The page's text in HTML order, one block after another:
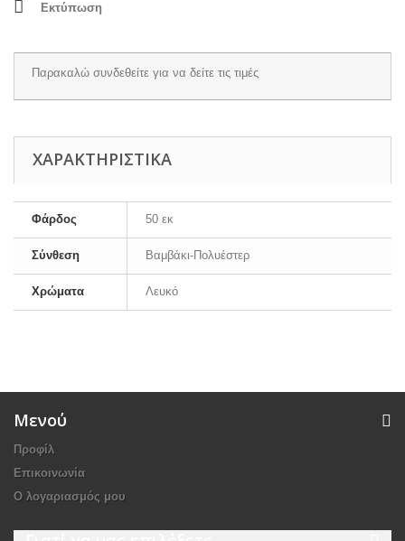
Εκτύπωση
Παρακαλώ συνδεθείτε για να δείτε τις τιμές
ΧΑΡΑΚΤΗΡΙΣΤΙΚΆ
Φάρδος 50 εκ
Σύνθεση Βαμβάκι-Πολυέστερ
Χρώματα Λευκό
Μενού
Προφίλ
Επικοινωνία
O λογαριασμός μου